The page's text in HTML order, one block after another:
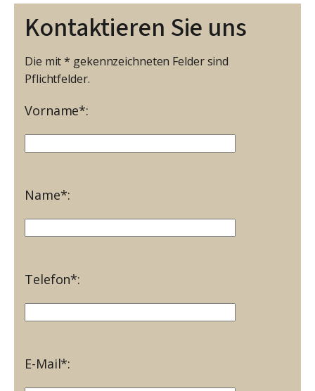
Kontaktieren Sie uns
Die mit * gekennzeichneten Felder sind
Pflichtfelder.
Vorname*:
Name*:
Telefon*:
E-Mail*: